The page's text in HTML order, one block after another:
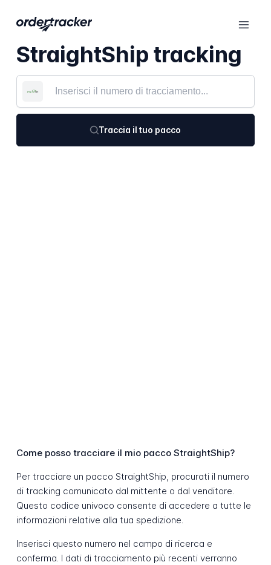
StraightShip tracking
Traccia il tuo pacco
Come posso tracciare il mio pacco StraightShip?
Per tracciare un pacco StraightShip, procurati il numero
di tracking comunicato dal mittente o dal venditore.
Questo codice univoco consente di accedere a tutte le
informazioni relative alla tua spedizione.
Inserisci questo numero nel campo di ricerca e
conferma. I dati di tracciamento più recenti verranno